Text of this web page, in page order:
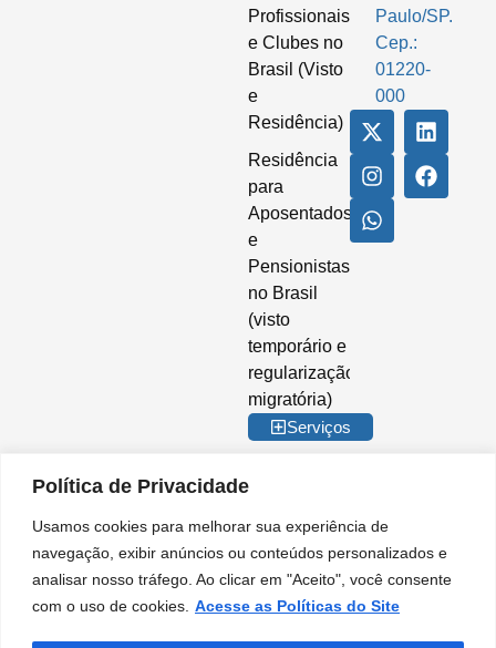
Política de Privacidade
Usamos cookies para melhorar sua experiência de
navegação, exibir anúncios ou conteúdos personalizados e
analisar nosso tráfego. Ao clicar em "Aceito", você consente
com o uso de cookies. Acesse as Políticas do Site
Profissionais
e Clubes no
Brasil (Visto
e
Residência)
Residência
para
Aposentados
e
Pensionistas
no Brasil
(visto
temporário e
regularização
migratória)
Serviços
Paulo/SP.
Cep.:
01220-
000
35.842.274/0001-02. IMIGRAR BRASIL® é marca registrada no INPI. A
Imigrar Brasil é uma empresa privada de consultoria e assessoria
migratória. Não somos órgão do Governo Brasileiro e não mantemos
Nossos serviços são prestados de forma independente, no âmbito do setor